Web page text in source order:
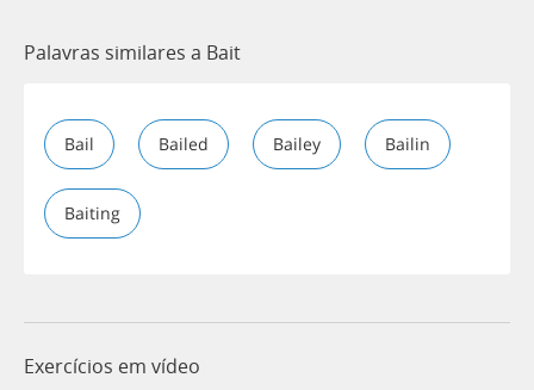
Palavras similares a Bait
Bail Bailed Bailey Bailin
Baiting
Exercícios em vídeo